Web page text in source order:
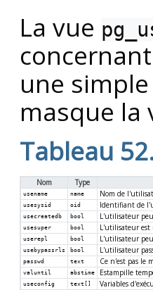
La vue
une
masque la
Tableau
Nom Type
usename name Nom de
usesysid oid Identifiant de
usecreatedb bool L'utilisateur
usesuper bool L'utilisateur
userepl bool L'utilisateur
usebypassrls bool L'utilisateur
passwd text Ce n'est pas le
valuntil abstime Estampille
useconfig text[] Variables